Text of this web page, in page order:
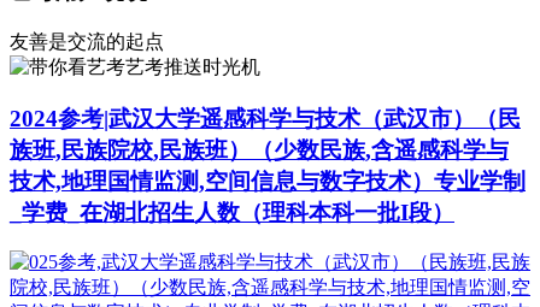
友善是交流的起点
艺考推送时光机
2024参考|武汉大学遥感科学与技术（武汉市）（民
族班,民族院校,民族班）（少数民族,含遥感科学与
技术,地理国情监测,空间信息与数字技术）专业学制
_学费_在湖北招生人数（理科本科一批I段）